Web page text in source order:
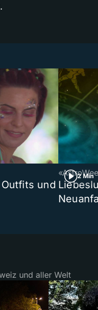
und
2 Min
und aller Welt